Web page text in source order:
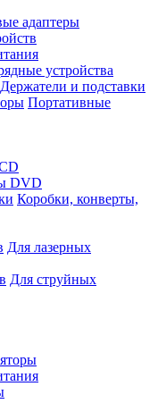
адаптеры
устройства
Держатели и подставки
Портативные
DVD
Коробки, конверты,
Для лазерных
Для струйных